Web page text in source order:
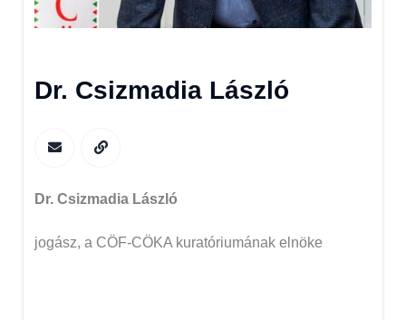
Dr. Csizmadia László
Dr. Csizmadia László
jogász, a CÖF-CÖKA kuratóriumának elnöke